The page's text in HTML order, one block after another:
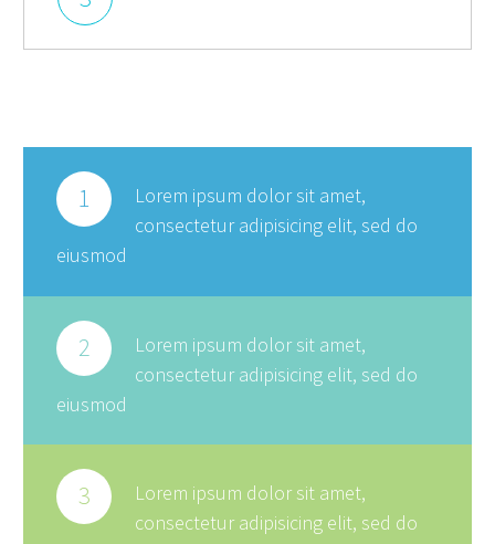
1
Lorem ipsum dolor sit amet,
consectetur adipisicing elit, sed do
eiusmod
2
Lorem ipsum dolor sit amet,
consectetur adipisicing elit, sed do
eiusmod
3
Lorem ipsum dolor sit amet,
consectetur adipisicing elit, sed do